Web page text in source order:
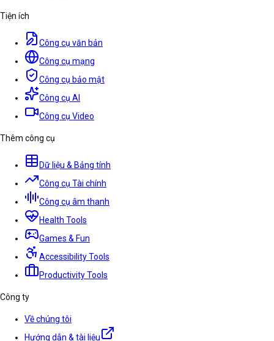
Tiện ích
Công cụ văn bản
Công cụ mạng
Công cụ bảo mật
Công cụ AI
Công cụ Video
Thêm công cụ
Dữ liệu & Bảng tính
Công cụ Tài chính
Công cụ âm thanh
Health Tools
Games & Fun
Accessibility Tools
Productivity Tools
Công ty
Về chúng tôi
Hướng dẫn & tài liệu